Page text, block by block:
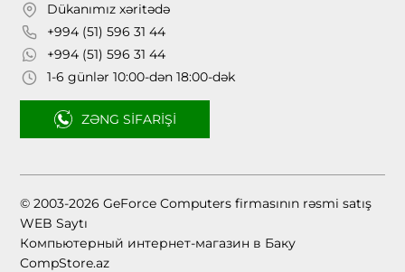
Dükanımız xəritədə
+994 (51) 596 31 44
+994 (51) 596 31 44
1-6 günlər 10:00-dən 18:00-dək
ZƏNG SIFARIŞI
© 2003-2026 GeForce Computers firmasının rəsmi satış
WEB Saytı
Компьютерный интернет-магазин в Баку
CompStore.az